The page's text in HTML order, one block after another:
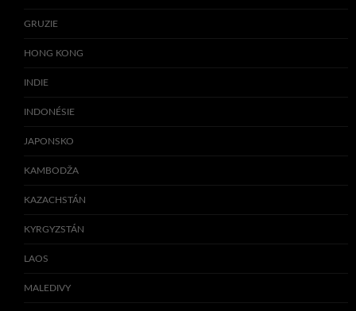
GRUZIE
HONG KONG
INDIE
INDONÉSIE
JAPONSKO
KAMBODŽA
KAZACHSTÁN
KYRGYZSTÁN
LAOS
MALEDIVY